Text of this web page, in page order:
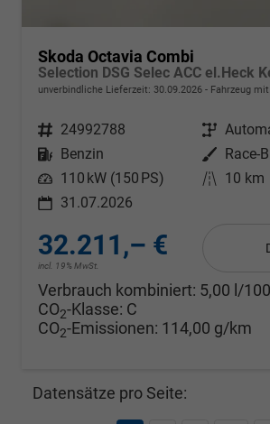
Skoda Octavia Combi
Selection DSG Selec ACC el.Heck
unverbindliche Lieferzeit: 30.09.2026 Fahrzeug
Fahrzeugnr. 24992788 Getriebe
Kraftstoff
Benzin Außenfarbe
Race-
Leistung 110 kW (150 PS) Kilometerstand 10 km
31.07.2026
32.211,– €
incl. 19% MwSt.
Verbrauch kombiniert: 5,00 l/
CO2-Klasse: C
CO2-Emissionen: 114,00 g/km
Datensätze pro Seite: